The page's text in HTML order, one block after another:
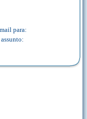
para: